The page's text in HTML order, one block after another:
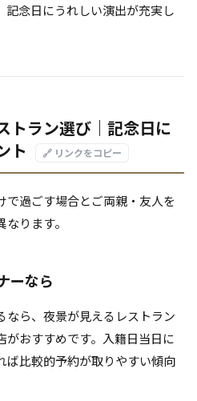
記念日にうれしい演出が充実し
トラン選び｜記念日に
ト
🔗 リンクをコピー
で過ごす場合とご両親・友人を
ります。
ーなら
なら、夜景が見えるレストラン
がおすすめです。入籍日当日に
ば比較的予約が取りやすい傾向